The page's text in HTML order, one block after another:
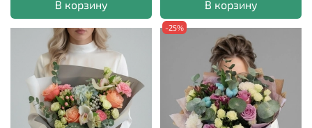
В корзину В корзину
-25%